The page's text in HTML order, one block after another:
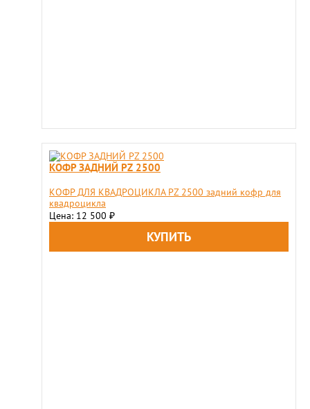
КОФР ЗАДНИЙ PZ 2500
КОФР ДЛЯ КВАДРОЦИКЛА PZ 2500 задний кофр для
квадроцикла
Цена: 12 500 ₽